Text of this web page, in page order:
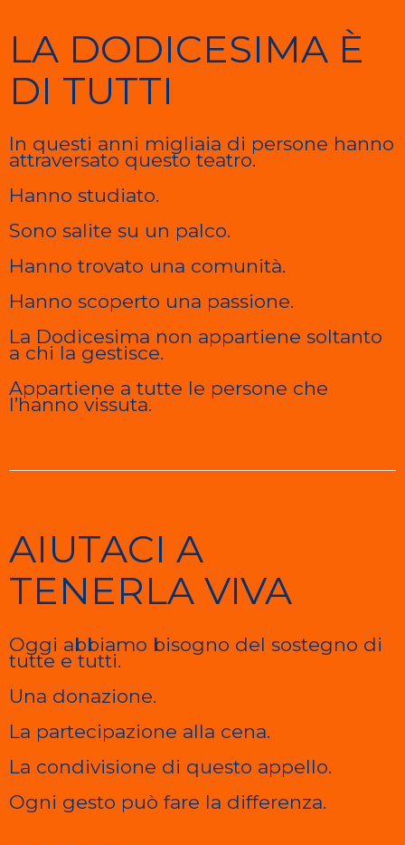
LA DODICESIMA È
DI TUTTI
In questi anni migliaia di persone hanno
attraversato questo teatro.
Hanno studiato.
Sono salite su un palco.
Hanno trovato una comunità.
Hanno scoperto una passione.
La Dodicesima non appartiene soltanto
a chi la gestisce.
Appartiene a tutte le persone che
l’hanno vissuta.
AIUTACI A
TENERLA VIVA
Oggi abbiamo bisogno del sostegno di
tutte e tutti.
Una donazione.
La partecipazione alla cena.
La condivisione di questo appello.
Ogni gesto può fare la differenza.